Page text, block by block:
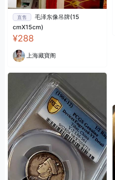
直售
毛泽东像吊牌(15
cmX15cm)
¥288
上海藏寶阁